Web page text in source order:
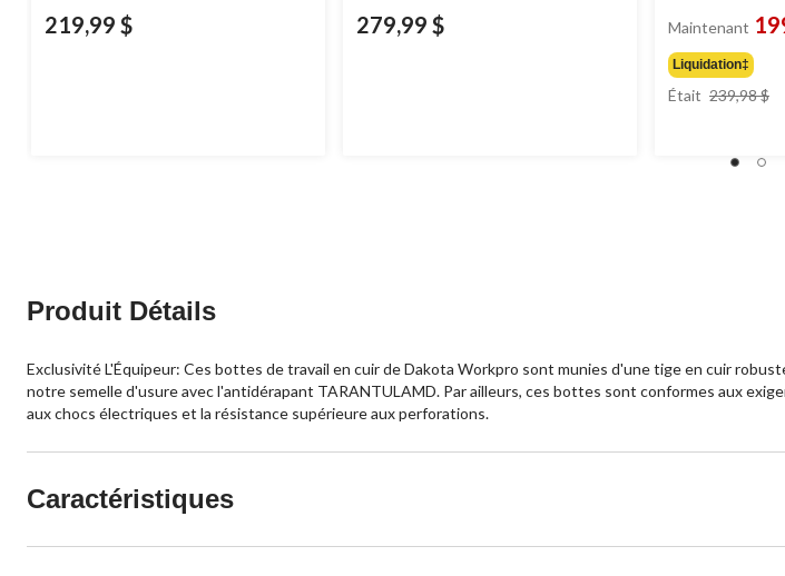
219,99 $ 279,99 $ Maintenant
Liquidation‡
Était 239,98 $
Produit Détails
Exclusivité L'Équipeur: Ces bottes de travail en cuir de Dakota Workpro sont munies d'une tige en cuir
notre semelle d'usure avec l'antidérapant TARANTULAMD. Par ailleurs, ces bottes sont conformes aux
aux chocs électriques et la résistance supérieure aux perforations.
Caractéristiques